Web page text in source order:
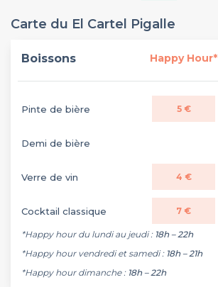
Carte du El Cartel Pigalle
Boissons Happy Hour*
Pinte de bière 5 €
Demi de bière
Verre de vin 4 €
Cocktail classique 7 €
*Happy hour du lundi au jeudi : 18h – 22h
*Happy hour vendredi et samedi : 18h – 21h
*Happy hour dimanche : 18h – 22h